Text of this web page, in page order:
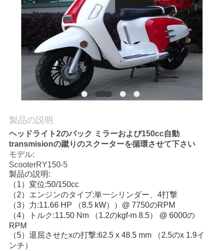
し
な
さ
い
引
用
製品の説明
ヘッドライト2のバック ミラーおよび150cc自動
transmisionの蹴りのスクーターを循環させて下さい
モデル:
ScooterRY150-5
製品の説明:
（1）変位:50/150cc
（2）エンジンのタイプ:単一シリンダー、4打撃
（3）力:11.66 HP （8.5 kW））@ 7750のRPM
（4）トルク:11.50 Nm （1.2のkgf-m 8.5） @ 6000の
RPM
（5）退屈させたxの打撃:62.5 x 48.5 mm （2.5のx 1.9イ
ンチ）